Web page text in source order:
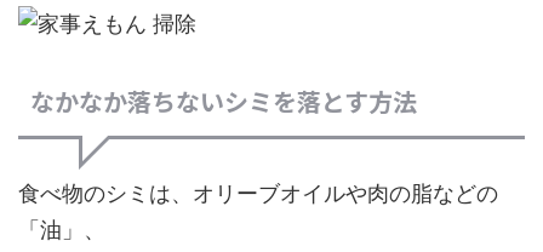
なかなか落ちないシミを落とす方法
食べ物のシミは、オリーブオイルや肉の脂などの
「油」、